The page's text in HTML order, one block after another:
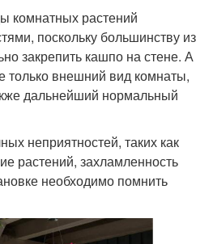
комнатных растений
поскольку большинству из
закрепить кашпо на стене. А
только внешний вид комнаты,
дальнейший нормальный
неприятностей, таких как
растений, захламленность
необходимо помнить